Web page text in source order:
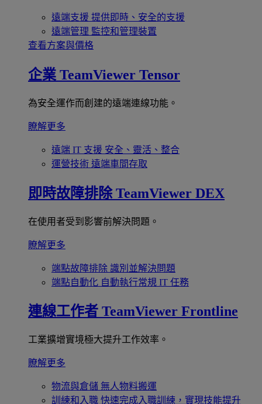
遠端支援 提供即時、安全的支援
遠端管理 監控和管理裝置
查看方案與價格
企業 TeamViewer Tensor
為安全運作而創建的遠端連線功能。
瞭解更多
遠端 IT 支援 安全、靈活、整合
運營技術 遠端車間存取
即時故障排除 TeamViewer DEX
在使用者受到影響前解決問題。
瞭解更多
端點故障排除 識別並解決問題
端點自動化 自動執行常規 IT 任務
連線工作者 TeamViewer Frontline
工業擴增實境極大提升工作效率。
瞭解更多
物流與倉儲 無人物料搬運
訓練和入職 快速完成入職訓練，實現技能提升